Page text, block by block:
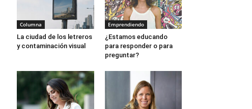
Columna
La ciudad de los letreros
y contaminación visual
Emprendiendo
¿Estamos educando
para responder o para
preguntar?